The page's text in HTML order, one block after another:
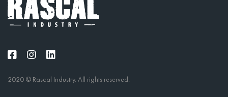
2020 © Rascal Industry. All rights reserved.